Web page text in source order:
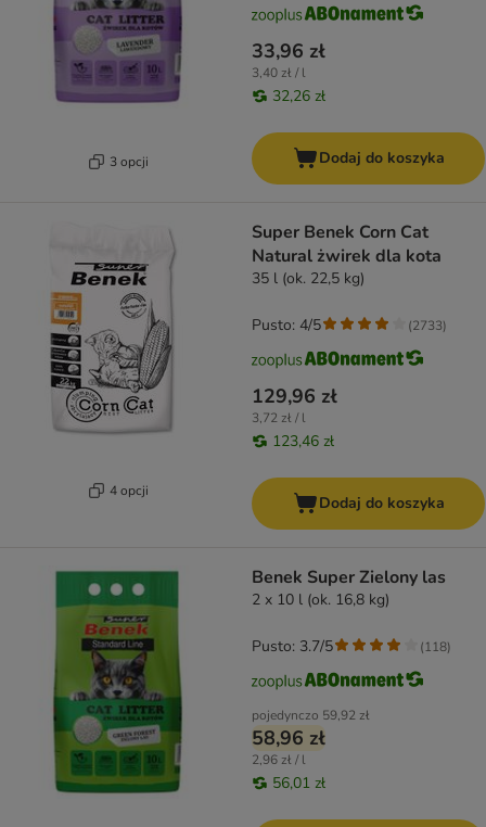
3 opcji
33,96 zł
3,40 zł / l
32,26 zł
Dodaj do koszyka
4 opcji
Super Benek Corn Cat
Natural żwirek dla kota
35 l (ok. 22,5 kg)
129,96 zł
3,72 zł / l
123,46 zł
Pusto: 4/5 (2733)
Dodaj do koszyka
Benek Super Zielony las
2 x 10 l (ok. 16,8 kg)
pojedynczo 59,92 zł
58,96 zł
2,96 zł / l
56,01 zł
Pusto: 3.7/5 (118)